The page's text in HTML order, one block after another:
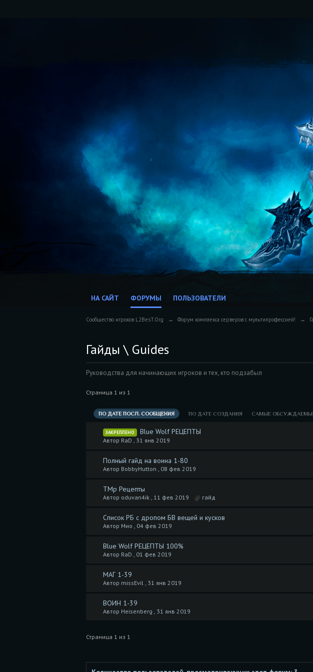
НА САЙТ ФОРУМЫ ПОЛЬЗОВАТЕЛИ
Сообщество игроков L2BesT.Org → Форум комплекса серверов с мультипрофессией! →
Гайды \ Guides
Руководства для начинающих игроков и тех, кто подзабыл
Страница 1 из 1
ПО ДАТЕ ПОСЛ. СООБЩЕНИЯ ПО ДАТЕ СОЗДАНИЯ САМЫЕ
ЗАКРЕПЛЕНО Blue Wolf РЕЦЕПТЫ
Автор RaD , 31 янв 2019
Полный гайд на воина 1-80
Автор BobbyHutton , 08 фев 2019
ТМр Рецепты
Автор oduvan4ik , 11 фев 2019 гайд
Список РБ с дропом БВ вещей и кусков
Автор Мио , 04 фев 2019
Blue Wolf РЕЦЕПТЫ 100%
Автор RaD , 01 фев 2019
МАГ 1-39
Автор missEvil , 31 янв 2019
ВОИН 1-39
Автор Heisenberg , 31 янв 2019
Страница 1 из 1